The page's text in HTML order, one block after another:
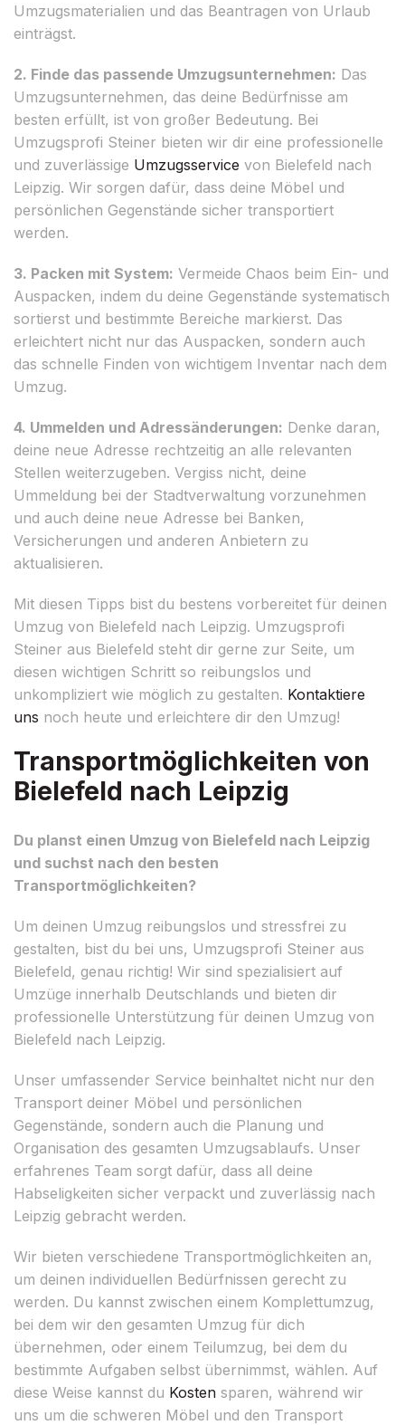
Umzugsmaterialien und das Beantragen von Urlaub
einträgst.
2. Finde das passende Umzugsunternehmen: Das
Umzugsunternehmen, das deine Bedürfnisse am
besten erfüllt, ist von großer Bedeutung. Bei
Umzugsprofi Steiner bieten wir dir eine professionelle
und zuverlässige Umzugsservice von Bielefeld nach
Leipzig. Wir sorgen dafür, dass deine Möbel und
persönlichen Gegenstände sicher transportiert
werden.
3. Packen mit System: Vermeide Chaos beim Ein- und
Auspacken, indem du deine Gegenstände systematisch
sortierst und bestimmte Bereiche markierst. Das
erleichtert nicht nur das Auspacken, sondern auch
das schnelle Finden von wichtigem Inventar nach dem
Umzug.
4. Ummelden und Adressänderungen: Denke daran,
deine neue Adresse rechtzeitig an alle relevanten
Stellen weiterzugeben. Vergiss nicht, deine
Ummeldung bei der Stadtverwaltung vorzunehmen
und auch deine neue Adresse bei Banken,
Versicherungen und anderen Anbietern zu
aktualisieren.
Mit diesen Tipps bist du bestens vorbereitet für deinen
Umzug von Bielefeld nach Leipzig. Umzugsprofi
Steiner aus Bielefeld steht dir gerne zur Seite, um
diesen wichtigen Schritt so reibungslos und
unkompliziert wie möglich zu gestalten. Kontaktiere
uns noch heute und erleichtere dir den Umzug!
Transportmöglichkeiten von
Bielefeld nach Leipzig
Du planst einen Umzug von Bielefeld nach Leipzig
und suchst nach den besten
Transportmöglichkeiten?
Um deinen Umzug reibungslos und stressfrei zu
gestalten, bist du bei uns, Umzugsprofi Steiner aus
Bielefeld, genau richtig! Wir sind spezialisiert auf
Umzüge innerhalb Deutschlands und bieten dir
professionelle Unterstützung für deinen Umzug von
Bielefeld nach Leipzig.
Unser umfassender Service beinhaltet nicht nur den
Transport deiner Möbel und persönlichen
Gegenstände, sondern auch die Planung und
Organisation des gesamten Umzugsablaufs. Unser
erfahrenes Team sorgt dafür, dass all deine
Habseligkeiten sicher verpackt und zuverlässig nach
Leipzig gebracht werden.
Wir bieten verschiedene Transportmöglichkeiten an,
um deinen individuellen Bedürfnissen gerecht zu
werden. Du kannst zwischen einem Komplettumzug,
bei dem wir den gesamten Umzug für dich
übernehmen, oder einem Teilumzug, bei dem du
bestimmte Aufgaben selbst übernimmst, wählen. Auf
diese Weise kannst du Kosten sparen, während wir
uns um die schweren Möbel und den Transport